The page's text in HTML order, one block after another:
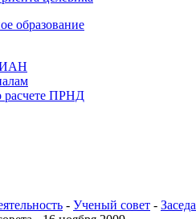
образование
расчете ПРНД
- Ученый совет -